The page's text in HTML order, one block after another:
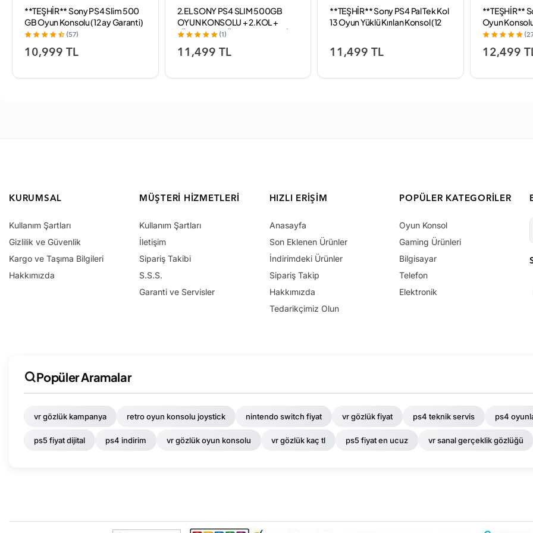
**TEŞHİR** Sony PS4 Slim 500
GB Oyun Konsolu (12 ay Garanti)
(57)
10,999 TL
2.EL SONY PS4 SLIM 500GB
OYUN KONSOLU + 2.KOL +
TÜRKÇE MENÜ (12AY GARANTİ)
(1)
11,499 TL
**TEŞHİR** Sony PS4 Pal Tek Kol
13 Oyun Yüklü Kırılan Konsol (12
11,499 TL
**TEŞHİR**
Oyun
12,499
KURUMSAL
Kullanım Şartları
Gizlilik ve Güvenlik
Kargo ve Taşıma Bilgileri
Hakkımızda
MÜŞTERI HIZMETLERI
Kullanım Şartları
İletişim
Sipariş Takibi
S.S.S.
Garanti ve Servisler
HIZLI ERIŞIM
Anasayfa
Son Eklenen Ürünler
İndirimdeki Ürünler
Sipariş Takip
Hakkımızda
Tedarikçimiz Olun
POPÜLER KATEGORILER
Oyun Konsol
Gaming Ürünleri
Bilgisayar
Telefon
Elektronik
Popüler Aramalar
vr gözlük kampanya retro oyun konsolu joystick nintendo switch fiyat vr gözlük fiyat ps4 teknik servis ps4
ps5 fiyat dijital ps4 indirim vr gözlük oyun konsolu vr gözlük kaç tl ps5 fiyat en ucuz vr sanal gerçeklik gözlüğü